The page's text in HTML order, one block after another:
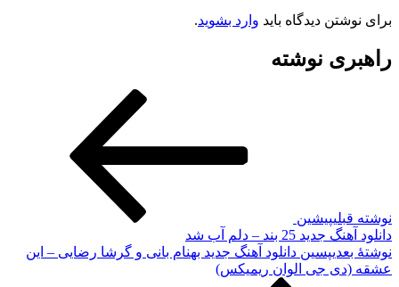
برای نوشتن دیدگاه باید وارد بشوید.
راهبری نوشته
نوشته قبلیپیشین
دانلود آهنگ جدید 25 بند – دلم آب شد
نوشته‌ٔ بعدیپسین دانلود آهنگ جدید بهنام بانی و گرشا رضایی – این
عشقه (دی جی الوان ریمیکس)